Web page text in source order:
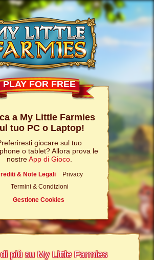
PLAY FOR FREE
a My Little Farmies
tuo PC o Laptop!
giocare sul tuo
o tablet? Allora prova le
nostreApp di Gioco
& Note Legali
Privacy
Termini & Condizioni
Gestione Cookies
più su My Little Farmies